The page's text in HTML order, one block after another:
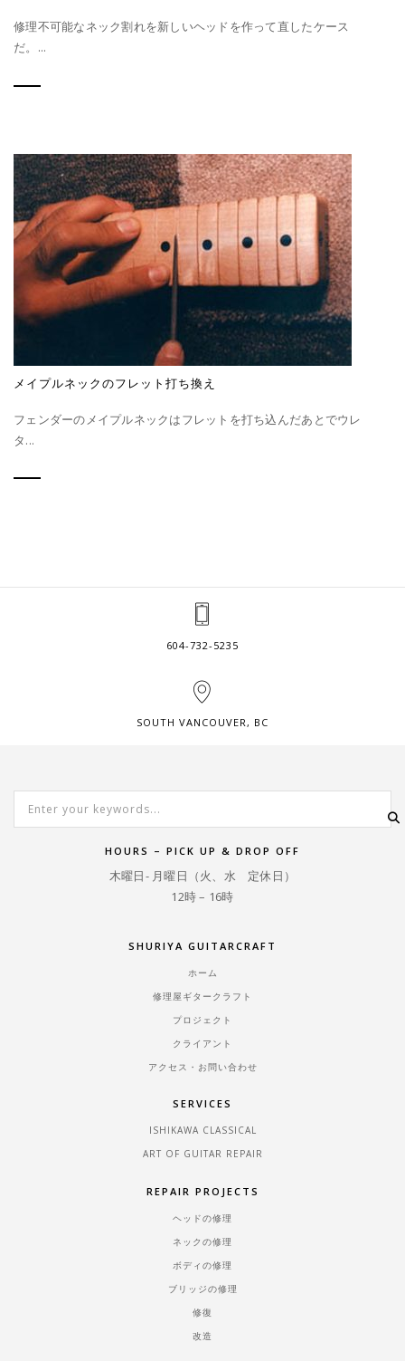
修理不可能なネック割れを新しいヘッドを作って直したケース
だ。...
メイプルネックのフレット打ち換え
フェンダーのメイプルネックはフレットを打ち込んだあとでウレ
タ...
604-732-5235
SOUTH VANCOUVER, BC
HOURS – PICK UP & DROP OFF
木曜日- 月曜日（火、水 定休日）
12時 – 16時
SHURIYA GUITARCRAFT
ホーム
修理屋ギタークラフト
プロジェクト
クライアント
アクセス・お問い合わせ
SERVICES
ISHIKAWA CLASSICAL
ART OF GUITAR REPAIR
REPAIR PROJECTS
ヘッドの修理
ネックの修理
ボディの修理
ブリッジの修理
修復
改造